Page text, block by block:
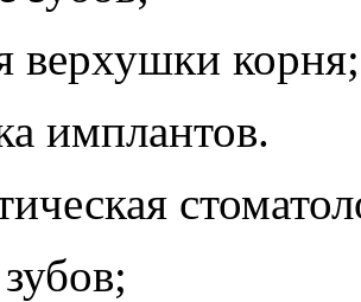
верхушки корня;
имплантов.